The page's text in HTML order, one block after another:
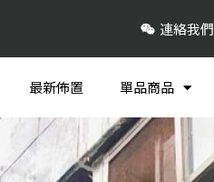
連絡我們
最新佈置 單品商品